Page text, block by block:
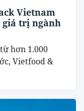
Vietnam
giá trị ngành
hơn 1.000
Vietfood &